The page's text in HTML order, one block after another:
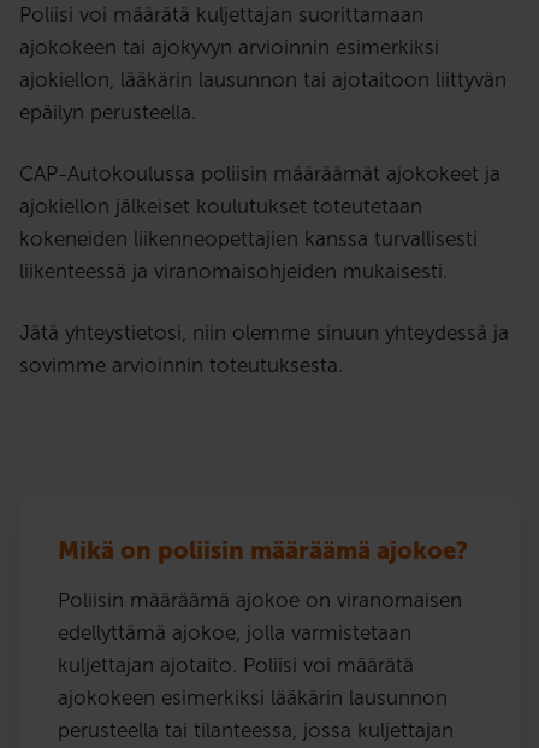
Poliisi voi määrätä kuljettajan suorittamaan
ajokokeen tai ajokyvyn arvioinnin esimerkiksi
ajokiellon, lääkärin lausunnon tai ajotaitoon liittyvän
epäilyn perusteella.
CAP-Autokoulussa poliisin määräämät ajokokeet ja
ajokiellon jälkeiset koulutukset toteutetaan
kokeneiden liikenneopettajien kanssa turvallisesti
liikenteessä ja viranomaisohjeiden mukaisesti.
Jätä yhteystietosi, niin olemme sinuun yhteydessä ja
sovimme arvioinnin toteutuksesta.
Mikä on poliisin määräämä ajokoe?
Poliisin määräämä ajokoe on viranomaisen
edellyttämä ajokoe, jolla varmistetaan
kuljettajan ajotaito. Poliisi voi määrätä
ajokokeen esimerkiksi lääkärin lausunnon
perusteella tai tilanteessa, jossa kuljettajan